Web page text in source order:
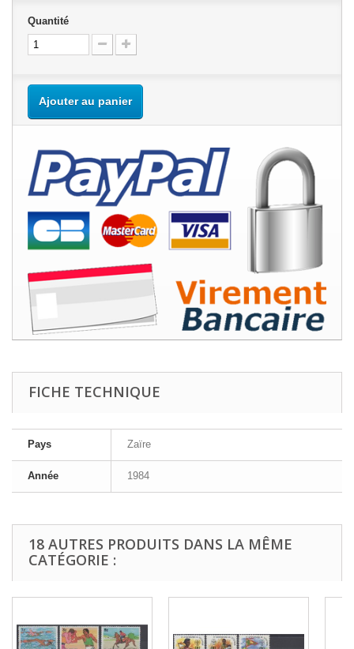
Quantité
Ajouter au panier
FICHE TECHNIQUE
Pays Zaïre
Année 1984
18 AUTRES PRODUITS DANS LA MÊME
CATÉGORIE :